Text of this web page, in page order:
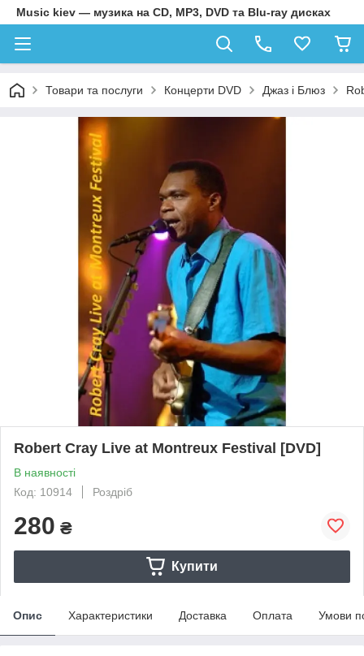
Music kiev — музика на CD, MP3, DVD та Blu-ray дисках
Товари та послуги Концерти DVD Джаз і Блюз
Robert Cray Live at Montreux Festival [DVD]
В наявності
Код: 10914
Роздріб
280 ₴
Купити
Опис Характеристики Доставка Оплата Умови